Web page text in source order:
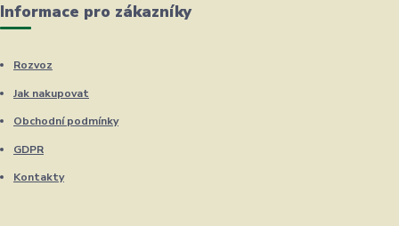
Informace pro zákazníky
Rozvoz
Jak nakupovat
Obchodní podmínky
GDPR
Kontakty